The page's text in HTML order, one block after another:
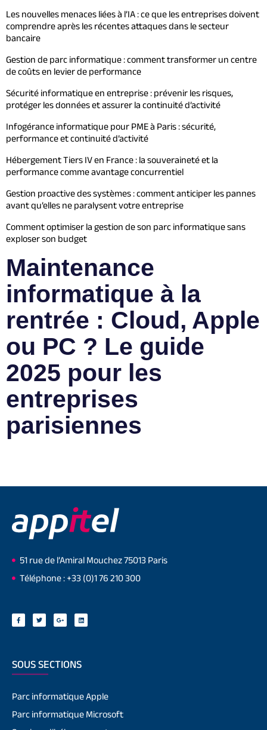
Les nouvelles menaces liées à l’IA : ce que les entreprises doivent
comprendre après les récentes attaques dans le secteur
bancaire
Gestion de parc informatique : comment transformer un centre
de coûts en levier de performance
Sécurité informatique en entreprise : prévenir les risques,
protéger les données et assurer la continuité d’activité
Infogérance informatique pour PME à Paris : sécurité,
performance et continuité d’activité
Hébergement Tiers IV en France : la souveraineté et la
performance comme avantage concurrentiel
Gestion proactive des systèmes : comment anticiper les pannes
avant qu’elles ne paralysent votre entreprise
Comment optimiser la gestion de son parc informatique sans
exploser son budget
Maintenance
informatique à la
rentrée : Cloud, Apple
ou PC ? Le guide
2025 pour les
entreprises
parisiennes
51 rue de l’Amiral Mouchez 75013 Paris
Téléphone : +33 (0)1 76 210 300
SOUS SECTIONS
Parc informatique Apple
Parc informatique Microsoft